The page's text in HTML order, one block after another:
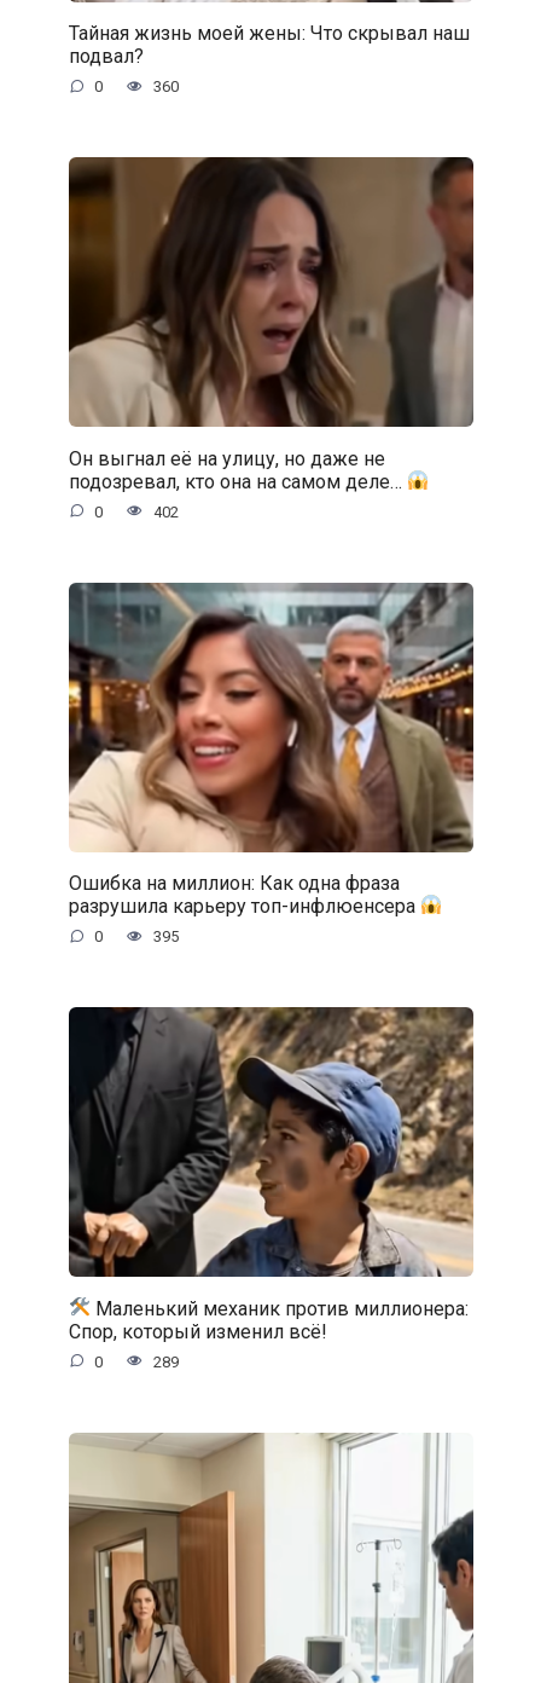
Тайная жизнь моей жены: Что скрывал наш
подвал?
0 360
Он выгнал её на улицу, но даже не
подозревал, кто она на самом деле…
0 402
Ошибка на миллион: Как одна фраза
разрушила карьеру топ-инфлюенсера
0 395
Маленький механик против миллионера:
Спор, который изменил всё!
0 289